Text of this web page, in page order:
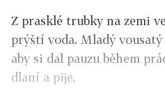
Z prasklé trubky na zemi
prýští voda. Mladý
aby si dal pauzu během
dlaní a pije.